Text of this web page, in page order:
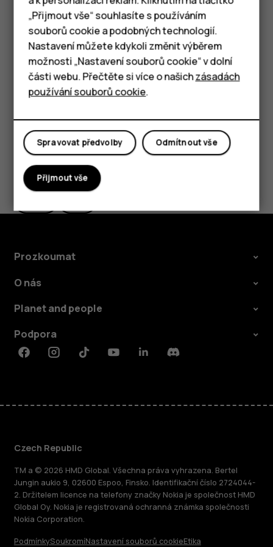
Chytré telefony
Tlačítkové telefony
Tablety
Odpovídání na zprávy
Klepněte naZprávy.
Klepněte na zprávu, na kterou chcete odpovědět.
Do textového pole pod zprávou napište odpověď
a klepněte na možnost send .
Pomohlo vám to?
Prozkoumat
O nás
Planet and people
Podpora
FacebookInstagramTiktokYoutubeLinkedinDiscord
Czech Republic
TM a © 2026 HMD Global. Všechna práva vyhrazena. Bertel
Jungin aukio 9, 02600 Espoo, Finsko. Identifikační číslo 2724044-
2. Držitelem licence na telefony značky Nokia je společnost HMD
Global Oy. Nokia je registrovaná ochranná známka společnosti
Nokia Corporation.
PodmínkySoukromíNastavení souborů cookieEtika
„Přijmout vše“ souhlasíte s používáním
souborů cookie a podobných technologií.
Nastavení můžete kdykoli změnit výběrem
možnosti „Nastavení souborů cookie“ v dolní
části webu. Přečtěte si více o našichzásadách
používání souborů cookie.
Odmítnout vše
Spravovat předvolby
Přijmout vše